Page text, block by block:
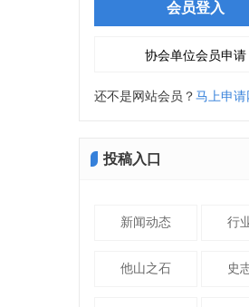
还不是网站会员？ 马上申请
投稿入口
新闻动态 行
他山之石 史